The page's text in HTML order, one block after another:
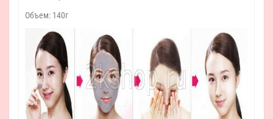
Объем: 140г